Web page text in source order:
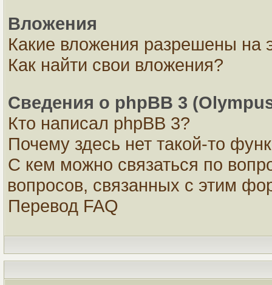
Вложения
Какие вложения разрешены на
Как найти свои вложения?
Сведения о phpBB 3
Кто написал phpBB 3?
Почему здесь нет такой-то
С кем можно связаться по
вопросов, связанных с этим
Перевод FAQ